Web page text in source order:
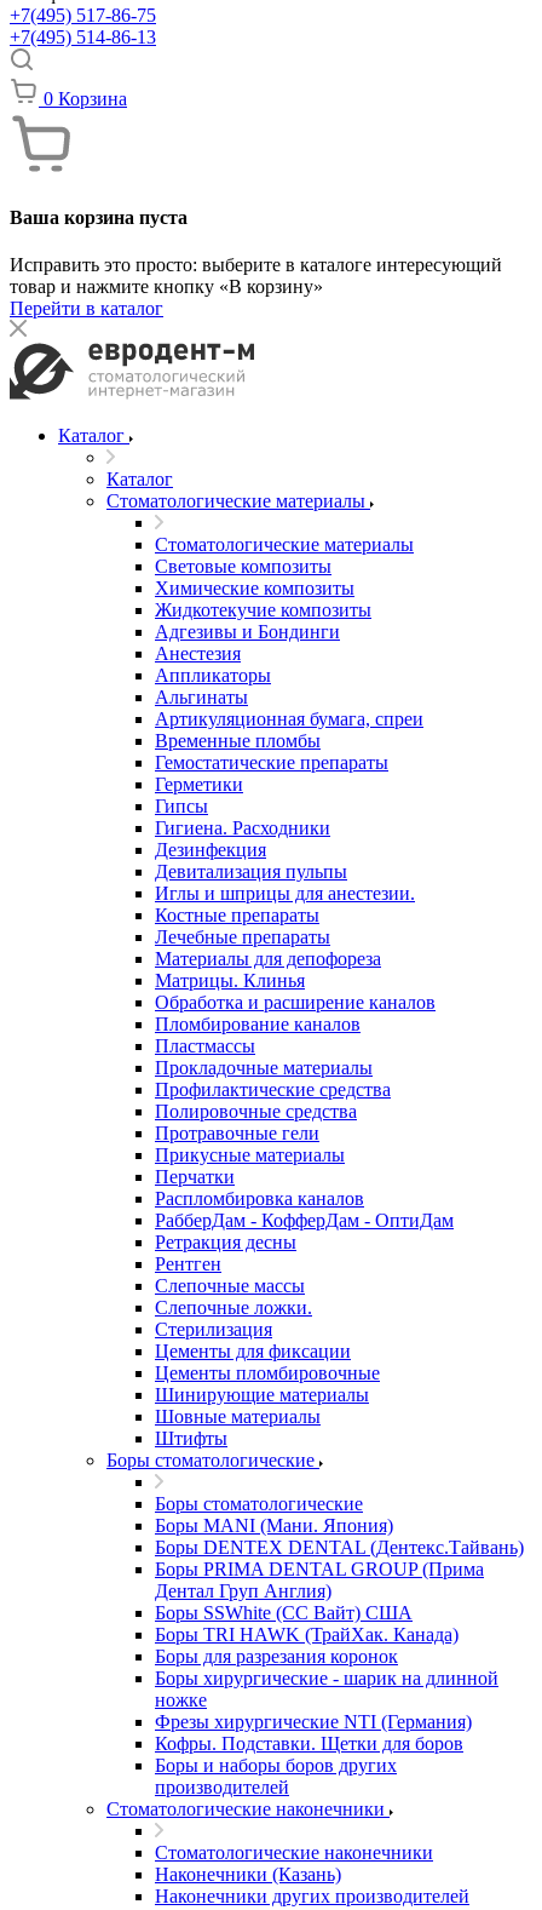
+7(495) 517-86-75
+7(495) 514-86-13
0 Корзина
Ваша корзина пуста
Исправить это просто: выберите в каталоге интересующий
товар и нажмите кнопку «В корзину»
Перейти в каталог
Каталог
Каталог
Стоматологические материалы
Стоматологические материалы
Световые композиты
Химические композиты
Жидкотекучие композиты
Адгезивы и Бондинги
Анестезия
Аппликаторы
Альгинаты
Артикуляционная бумага, спреи
Временные пломбы
Гемостатические препараты
Герметики
Гипсы
Гигиена. Расходники
Дезинфекция
Девитализация пульпы
Иглы и шприцы для анестезии.
Костные препараты
Лечебные препараты
Материалы для депофореза
Матрицы. Клинья
Обработка и расширение каналов
Пломбирование каналов
Пластмассы
Прокладочные материалы
Профилактические средства
Полировочные средства
Протравочные гели
Прикусные материалы
Перчатки
Распломбировка каналов
РабберДам - КофферДам - ОптиДам
Ретракция десны
Рентген
Слепочные массы
Слепочные ложки.
Стерилизация
Цементы для фиксации
Цементы пломбировочные
Шинирующие материалы
Шовные материалы
Штифты
Боры стоматологические
Боры стоматологические
Боры MANI (Мани. Япония)
Боры DENTEX DENTAL (Дентекс.Тайвань)
Боры PRIMA DENTAL GROUP (Прима
Дентал Груп Англия)
Боры SSWhite (СС Вайт) США
Боры TRI HAWK (ТрайХак. Канада)
Боры для разрезания коронок
Боры хирургические - шарик на длинной
ножке
Фрезы хирургические NTI (Германия)
Кофры. Подставки. Щетки для боров
Боры и наборы боров других
производителей
Стоматологические наконечники
Стоматологические наконечники
Наконечники (Казань)
Наконечники других производителей